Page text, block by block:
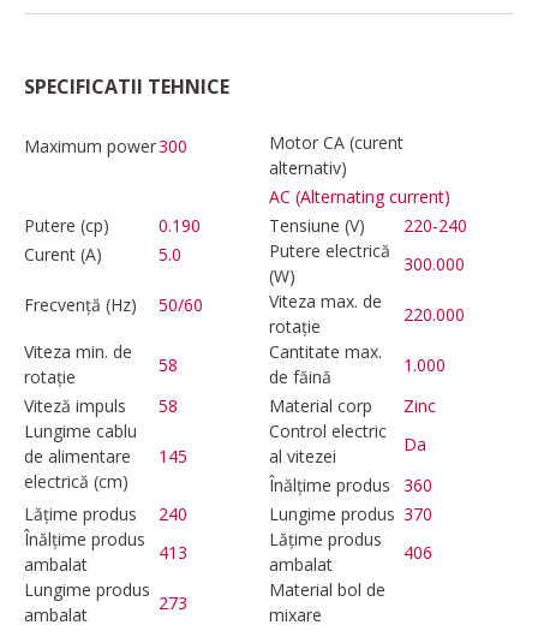
SPECIFICATII TEHNICE
Maximum power300
Motor CA (curent
alternativ)
AC (Alternating current)
Putere (cp)
0.190 Tensiune (V)
220-240
Curent (A)
5.0
Putere electrică
(W)
300.000
Frecvență (Hz)
50/60
Viteza max. de
rotație
220.000
Viteza min. de
rotație
58
Cantitate max.
de făină
1.000
Viteză impuls
58 Material corp
Zinc
Lungime cablu
de alimentare
electrică (cm)
145
Control electric
al vitezei
Da
Înălțime produs
360
Lățime produs
240 Lungime produs 370
Înălțime produs
ambalat
413
Lățime produs
ambalat
406
Lungime produs
ambalat
273
Material bol de
mixare